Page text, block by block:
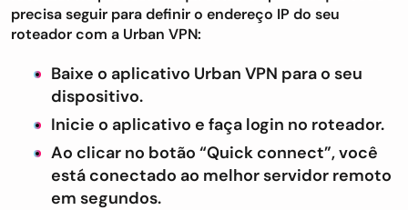
precisa seguir para definir o endereço IP do seu
roteador com a Urban VPN:
Baixe o aplicativo Urban VPN para o seu
dispositivo.
Inicie o aplicativo e faça login no roteador.
Ao clicar no botão “Quick connect”, você
está conectado ao melhor servidor remoto
em segundos.